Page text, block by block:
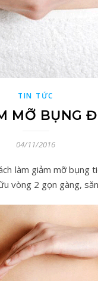
TIN TỨC
MỠ BỤNG
04/11/2016
làm giảm mỡ bụng
vòng 2 gọn gàng,